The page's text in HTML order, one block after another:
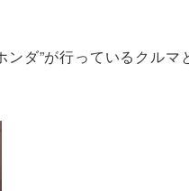
ダ”が行っているクルマ